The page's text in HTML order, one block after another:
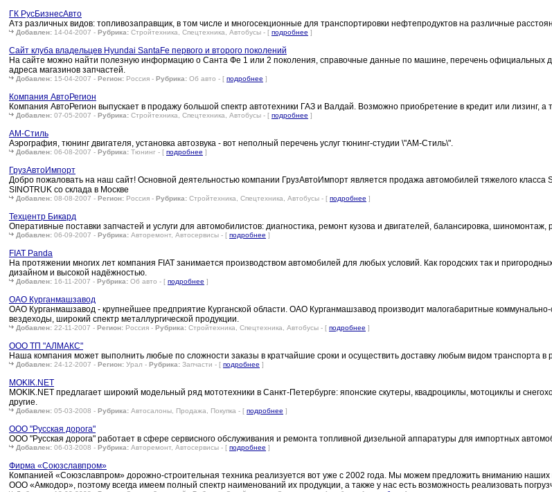
ГК РусБизнесАвто
Атз различных видов: топливозаправщик, в том числе и многосекционные для транспортировки нефтепродуктов на различные
Добавлен: 14-04-2007 - Рубрика: Стройтехника, Спецтехника, Автобусы - [ подробнее ]
Сайт клуба владельцев Hyundai SantaFe первого и второго поколений
На сайте можно найти полезную информацию о Санта Фе 1 или 2 поколения, справочные данные по машине, перечень официальных
адреса магазинов запчастей.
Добавлен: 15-04-2007 - Регион: Россия - Рубрика: Об авто - [ подробнее ]
Компания АвтоРегион
Компания АвтоРегион выпускает в продажу большой спектр автотехники ГАЗ и Валдай. Возможно приобретение в кредит или лизинг, а
Добавлен: 07-05-2007 - Рубрика: Стройтехника, Спецтехника, Автобусы - [ подробнее ]
АМ-Стиль
Аэрография, тюнинг двигателя, установка автозвука - вот неполный перечень услуг тюнинг-студии \"АМ-Стиль\".
Добавлен: 06-08-2007 - Рубрика: Тюнинг - [ подробнее ]
ГрузАвтоИмпорт
Добро пожаловать на наш сайт! Основной деятельностью компании ГрузАвтоИмпорт является продажа автомобилей тяжелого
SINOTRUK со склада в Москве
Добавлен: 08-08-2007 - Регион: Россия - Рубрика: Стройтехника, Спецтехника, Автобусы - [ подробнее ]
Техцентр Бикард
Оперативные поставки запчастей и услуги для автомобилистов: диагностика, ремонт кузова и двигателей, балансировка,
Добавлен: 06-09-2007 - Рубрика: Авторемонт, Автосервисы - [ подробнее ]
FIAT Panda
На протяжении многих лет компания FIAT занимается производством автомобилей для любых условий. Как городских так и
дизайном и высокой надёжностью.
Добавлен: 16-11-2007 - Рубрика: Об авто - [ подробнее ]
ОАО Курганмашзавод
ОАО Курганмашзавод - крупнейшее предприятие Курганской области. ОАО Курганмашзавод производит малогабаритные
вездеходы, широкий спектр металлургической продукции.
Добавлен: 22-11-2007 - Регион: Россия - Рубрика: Стройтехника, Спецтехника, Автобусы - [ подробнее ]
ООО ТП "АЛМАКС"
Наша компания может выполнить любые по сложности заказы в кратчайшие сроки и осуществить доставку любым видом транспорта
Добавлен: 24-12-2007 - Регион: Урал - Рубрика: Запчасти - [ подробнее ]
MOKIK.NET
MOKIK.NET предлагает широкий модельный ряд мототехники в Санкт-Петербурге: японские скутеры, квадроциклы, мотоциклы и
другие.
Добавлен: 05-03-2008 - Рубрика: Автосалоны, Продажа, Покупка - [ подробнее ]
ООО "Русская дорога"
ООО "Русская дорога" работает в сфере сервисного обслуживания и ремонта топливной дизельной аппаратуры для импортных
Добавлен: 06-03-2008 - Рубрика: Авторемонт, Автосервисы - [ подробнее ]
Фирма «Союзславпром»
Компанией «Союзславпром» дорожно-строительная техника реализуется вот уже с 2002 года. Мы можем предложить вниманию
ООО «Амкодор», поэтому всегда имеем полный спектр наименований их продукции, а также у нас есть возможность реализовать